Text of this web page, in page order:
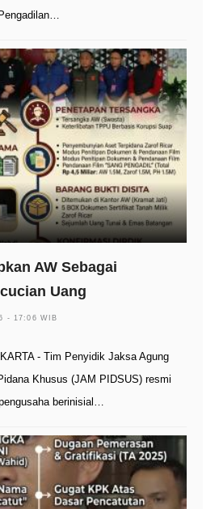
AW Sebagai
Uang
- 17:06 WIB
- Tim Penyidik Jaksa Agung
Khusus (JAM PIDSUS) resmi
berinisial…